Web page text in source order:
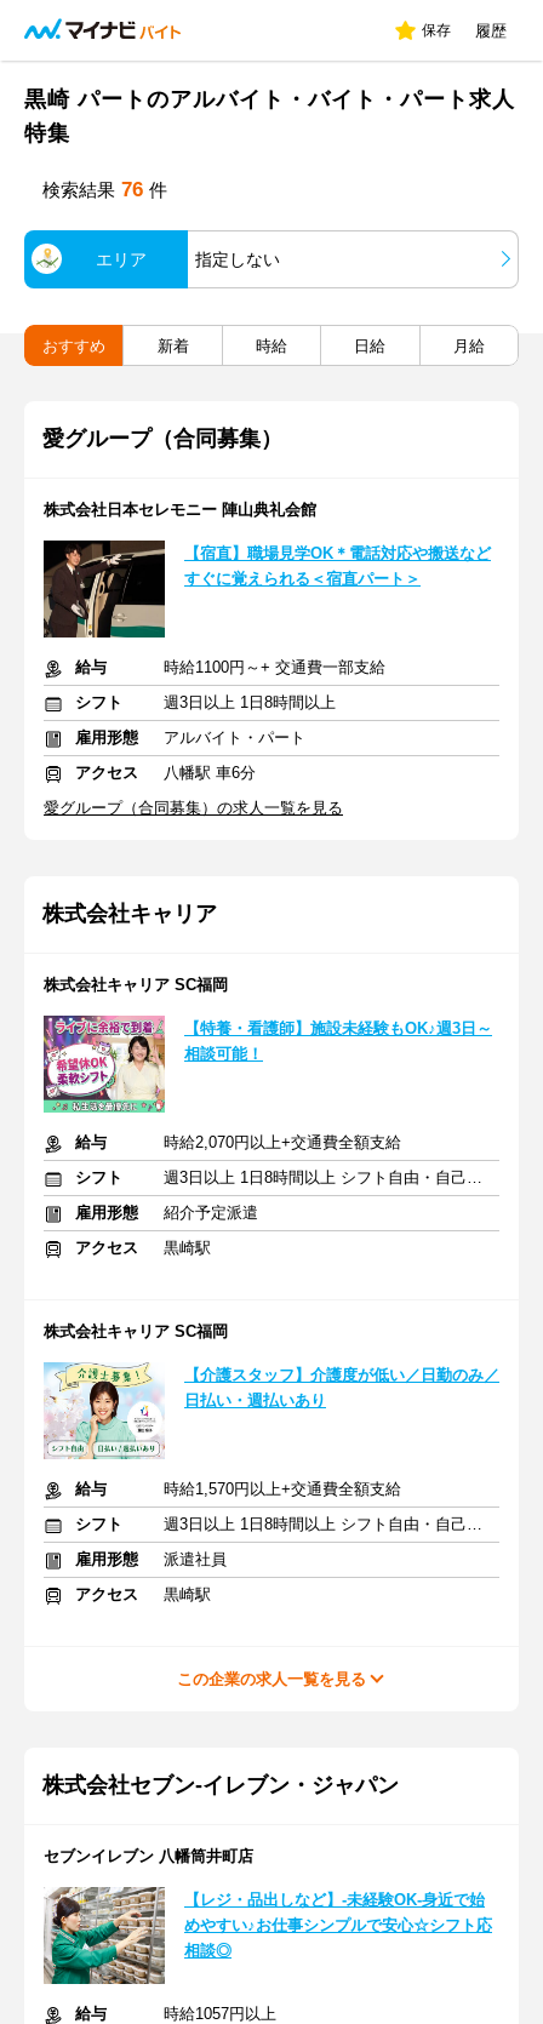
保存 履歴
黒崎 パートのアルバイト・バイト・パート求人
特集
検索結果 76 件
エリア 指定しない
おすすめ 新着 時給 日給 月給
愛グループ（合同募集）
株式会社日本セレモニー 陣山典礼会館
【宿直】職場見学OK＊電話対応や搬送など
すぐに覚えられる＜宿直パート＞
給与
時給1100円～+ 交通費一部支給
シフト
週3日以上 1日8時間以上
雇用形態
アルバイト・パート
アクセス
八幡駅 車6分
愛グループ（合同募集）の求人一覧を見る
株式会社キャリア
株式会社キャリア SC福岡
【特養・看護師】施設未経験もOK♪週3日～
相談可能！
給与
時給2,070円以上+交通費全額支給
シフト
週3日以上 1日8時間以上 シフト自由・自己申告
雇用形態
紹介予定派遣
アクセス
黒崎駅
株式会社キャリア SC福岡
【介護スタッフ】介護度が低い／日勤のみ／
日払い・週払いあり
給与
時給1,570円以上+交通費全額支給
シフト
週3日以上 1日8時間以上 シフト自由・自己申告
雇用形態
派遣社員
アクセス
黒崎駅
この企業の求人一覧を見る
株式会社セブン-イレブン・ジャパン
セブンイレブン 八幡筒井町店
【レジ・品出しなど】-未経験OK-身近で始
めやすい♪お仕事シンプルで安心☆シフト応
相談◎
給与
時給1057円以上